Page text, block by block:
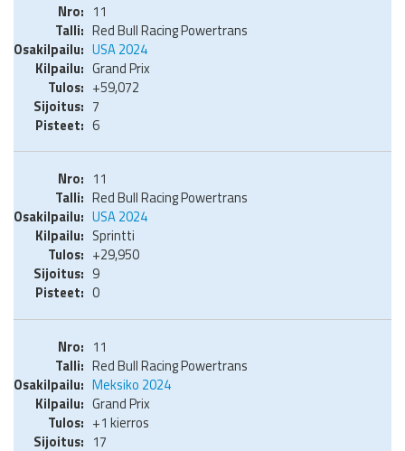
11
Red Bull Racing Powertrans
USA 2024
Grand Prix
+59,072
7
6
11
Red Bull Racing Powertrans
USA 2024
Sprintti
+29,950
9
0
11
Red Bull Racing Powertrans
Meksiko 2024
Grand Prix
+1 kierros
17